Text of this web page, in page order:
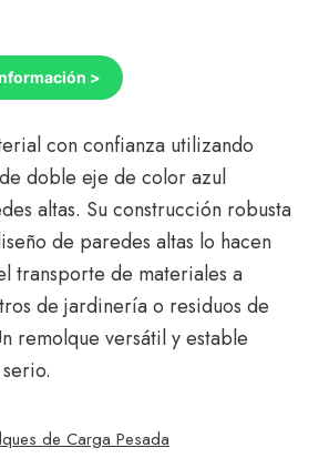
>
con confianza utilizando
doble eje de color azul
altas. Su construcción robusta
de paredes altas lo hacen
transporte de materiales a
de jardinería o residuos de
remolque versátil y estable
de Carga Pesada